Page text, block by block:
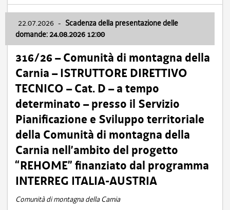
22.07.2026 - Scadenza della presentazione delle
domande: 24.08.2026 12:00
316/26 – Comunità di montagna della
Carnia – ISTRUTTORE DIRETTIVO
TECNICO – Cat. D – a tempo
determinato – presso il Servizio
Pianificazione e Sviluppo territoriale
della Comunità di montagna della
Carnia nell’ambito del progetto
“REHOME” finanziato dal programma
INTERREG ITALIA-AUSTRIA
Comunità di montagna della Carnia